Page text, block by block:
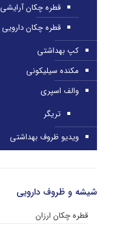
قطره چکان آرایشی
قطره چکان دارویی
کپ بهداشتی
مکنده سیلیکونی
والف اسپری
تریگر
ویدیو ظروف بهداشتی
شیشه و ظروف دارویی
قطره چکان ارزان